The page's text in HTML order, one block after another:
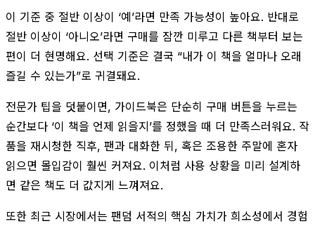
이 기준 중 절반 이상이 ‘예’라면 만족 가능성이 높아요. 반대로
절반 이상이 ‘아니오’라면 구매를 잠깐 미루고 다른 책부터 보는
편이 더 현명해요. 선택 기준은 결국 “내가 이 책을 얼마나 오래
즐길 수 있는가”로 귀결돼요.
전문가 팁을 덧붙이면, 가이드북은 단순히 구매 버튼을 누르는
순간보다 ‘이 책을 언제 읽을지’를 정했을 때 더 만족스러워요. 작
품을 재시청한 직후, 팬과 대화한 뒤, 혹은 조용한 주말에 혼자
읽으면 몰입감이 훨씬 커져요. 이처럼 사용 상황을 미리 설계하
면 같은 책도 더 값지게 느껴져요.
또한 최근 시장에서는 팬덤 서적의 핵심 가치가 희소성에서 경험